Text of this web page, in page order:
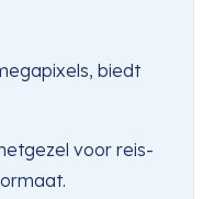
biedt
voor reis-